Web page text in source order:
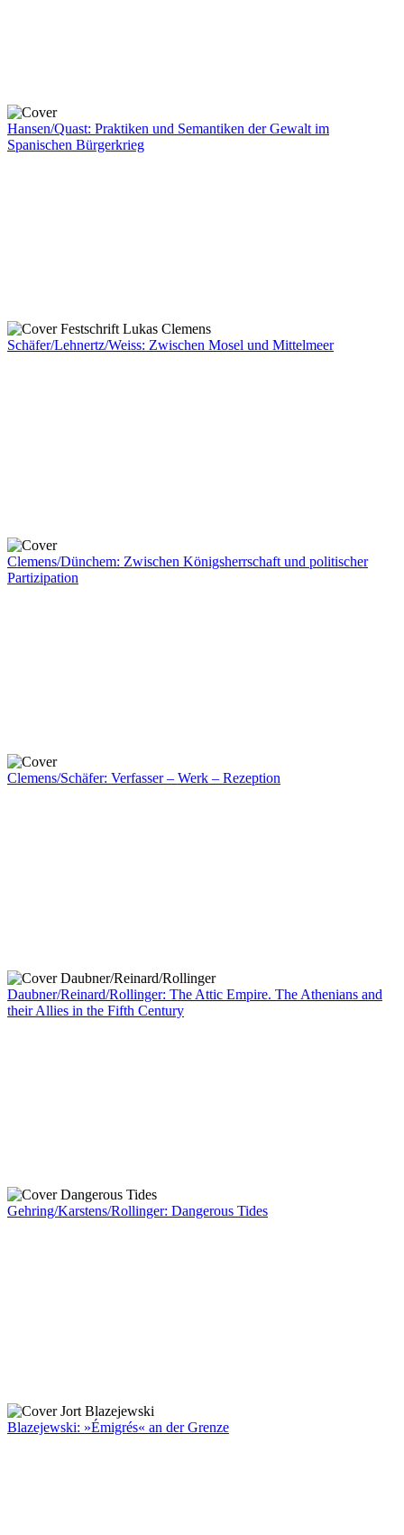
Hansen/Quast: Praktiken und Semantiken der Gewalt im
Spanischen Bürgerkrieg
Schäfer/Lehnertz/Weiss: Zwischen Mosel und Mittelmeer
Clemens/Dünchem: Zwischen Königsherrschaft und politischer
Partizipation
Clemens/Schäfer: Verfasser – Werk – Rezeption
Daubner/Reinard/Rollinger: The Attic Empire. The Athenians and
their Allies in the Fifth Century
Gehring/Karstens/Rollinger: Dangerous Tides
Blazejewski: »Émigrés« an der Grenze